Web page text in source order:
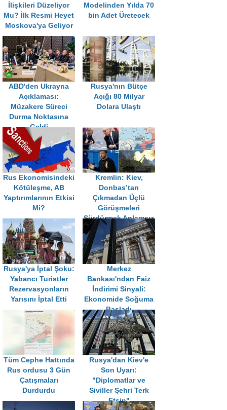
İlişkileri Düzeliyor
Mu? İlk Resmi Heyet
Moskova'ya Geliyor
Modelinden Yılda 70
bin Adet Üretecek
ABD'den Ukrayna
Açıklaması:
Müzakere Süreci
Durma Noktasına
Geldi
Rusya'nın Bütçe
Açığı 80 Milyar
Dolara Ulaştı
Rus Ekonomisindeki
Kötüleşme, AB
Yaptırımlarının Etkisi
Mi?
Kremlin: Kiev,
Donbas’tan
Çıkmadan Üçlü
Görüşmeleri
Sürdürmek Anlamsız
Rusya'ya İptal Şoku:
Yabancı Turistler
Rezervasyonların
Yarısını İptal Etti
Merkez
Bankası'ndan Faiz
İndirimi Sinyali:
Ekonomide Soğuma
Başladı
Tüm Cephe Hattında
Rus ordusu 3 Gün
Çatışmaları
Durdurdu
Rusya'dan Kiev'e
Son Uyarı:
"Diplomatlar ve
Siviller Şehri Terk
Etsin"